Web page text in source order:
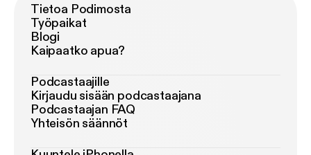
Tietoa Podimosta
Työpaikat
Blogi
Kaipaatko apua?
Podcastaajille
Kirjaudu sisään podcastaajana
Podcastaajan FAQ
Yhteisön säännöt